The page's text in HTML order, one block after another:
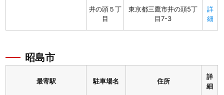
井の頭５丁
目
東京都三鷹市井の頭5丁
目7-3
詳
細
昭島市
最寄駅 駐車場名 住所
詳
細